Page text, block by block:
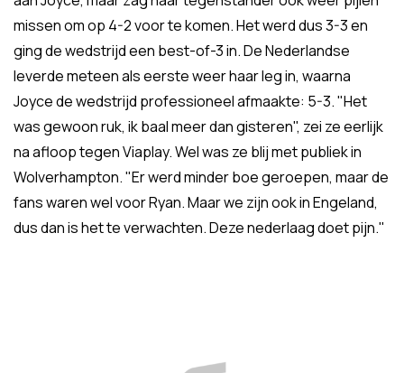
missen om op 4-2 voor te komen. Het werd dus 3-3 en
ging de wedstrijd een best-of-3 in. De Nederlandse
leverde meteen als eerste weer haar leg in, waarna
Joyce de wedstrijd professioneel afmaakte: 5-3. "Het
was gewoon ruk, ik baal meer dan gisteren", zei ze eerlijk
na afloop tegen Viaplay. Wel was ze blij met publiek in
Wolverhampton. "Er werd minder boe geroepen, maar de
fans waren wel voor Ryan. Maar we zijn ook in Engeland,
dus dan is het te verwachten. Deze nederlaag doet pijn."